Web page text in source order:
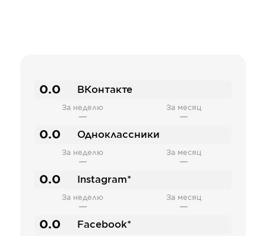
0.0 ВКонтакте
За неделю
—
За месяц
—
0.0 Одноклассники
За неделю
—
За месяц
—
0.0 Instagram*
За неделю
—
За месяц
—
0.0 Facebook*